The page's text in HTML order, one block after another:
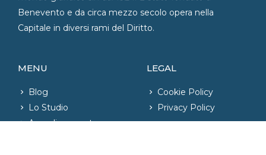
Benevento e da circa mezzo secolo opera nella
Capitale in diversi rami del Diritto.
MENU
Blog
Lo Studio
Area di competenza
LEGAL
Cookie Policy
Privacy Policy